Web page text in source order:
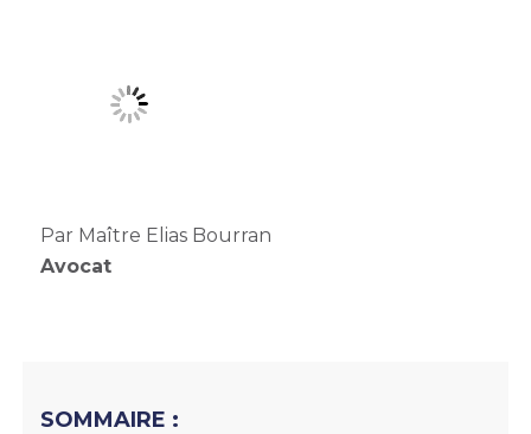
Par Maître Elias Bourran
Avocat
SOMMAIRE :